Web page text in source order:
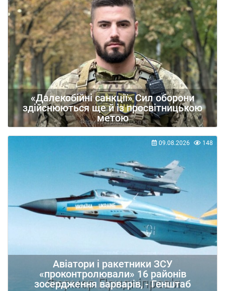
«Далекобійні санкції» Сил оборони
здійснюються ще й із просвітницькою
метою
Авіатори і ракетники ЗСУ
«проконтролювали» 16 районів
зосердження варварів, - Генштаб
09.08.2026 148